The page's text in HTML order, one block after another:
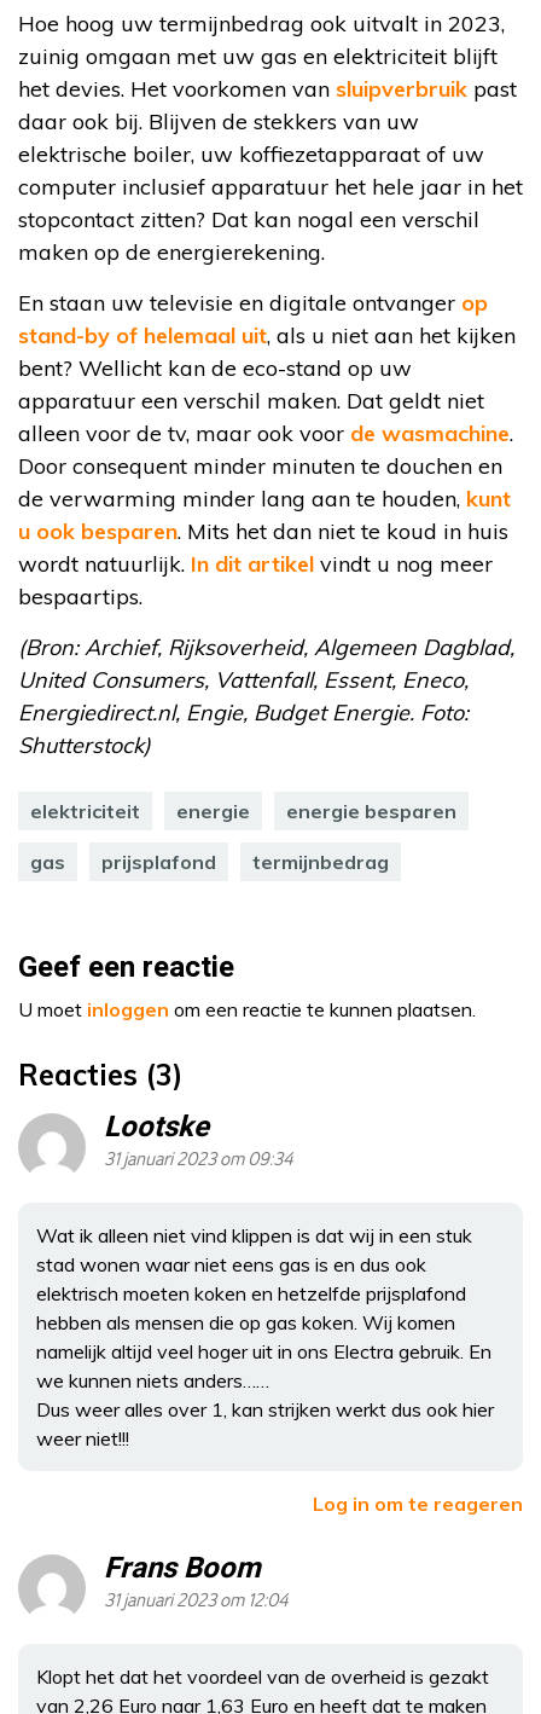
Hoe hoog uw termijnbedrag ook uitvalt in 2023,
zuinig omgaan met uw gas en elektriciteit blijft
het devies. Het voorkomen van sluipverbruik past
daar ook bij. Blijven de stekkers van uw
elektrische boiler, uw koffiezetapparaat of uw
computer inclusief apparatuur het hele jaar in het
stopcontact zitten? Dat kan nogal een verschil
maken op de energierekening.
En staan uw televisie en digitale ontvanger op
stand-by of helemaal uit, als u niet aan het kijken
bent? Wellicht kan de eco-stand op uw
apparatuur een verschil maken. Dat geldt niet
alleen voor de tv, maar ook voor de wasmachine.
Door consequent minder minuten te douchen en
de verwarming minder lang aan te houden, kunt
u ook besparen. Mits het dan niet te koud in huis
wordt natuurlijk. In dit artikel vindt u nog meer
bespaartips.
(Bron: Archief, Rijksoverheid, Algemeen Dagblad,
United Consumers, Vattenfall, Essent, Eneco,
Energiedirect.nl, Engie, Budget Energie. Foto:
Shutterstock)
elektriciteit energie energie besparen
gas prijsplafond termijnbedrag
Geef een reactie
U moet inloggen om een reactie te kunnen plaatsen.
Reacties (3)
Lootske
31 januari 2023 om 09:34
Wat ik alleen niet vind klippen is dat wij in een stuk
stad wonen waar niet eens gas is en dus ook
elektrisch moeten koken en hetzelfde prijsplafond
hebben als mensen die op gas koken. Wij komen
namelijk altijd veel hoger uit in ons Electra gebruik. En
we kunnen niets anders……
Dus weer alles over 1, kan strijken werkt dus ook hier
weer niet!!!
Log in om te reageren
Frans Boom
31 januari 2023 om 12:04
Klopt het dat het voordeel van de overheid is gezakt
van 2,26 Euro naar 1,63 Euro en heeft dat te maken